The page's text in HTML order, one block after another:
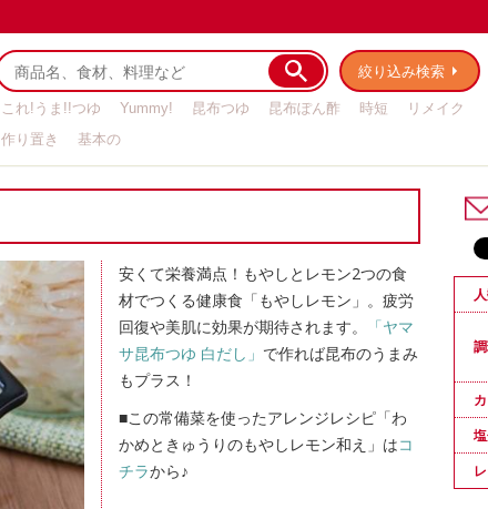
絞り込み検索
これ!うま!!つゆ Yummy! 昆布つゆ 昆布ぽん酢 時短
リメイク
作り置き
基本の
安くて栄養満点！もやしとレモン2つの食
材でつくる健康食「もやしレモン」。疲労
回復や美肌に効果が期待されます。
「ヤマ
サ昆布つゆ 白だし」 で作れば昆布のうまみ
もプラス！
■この常備菜を使ったアレンジレシピ「わ
かめときゅうりのもやしレモン和え」はコ
チラから♪